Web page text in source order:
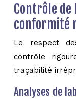
Contrôle de
conformité
Le respect
contrôle
traçabilité
Analyses de